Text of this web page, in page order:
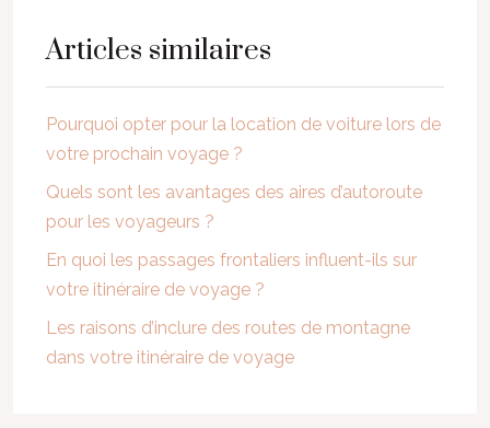
Articles similaires
Pourquoi opter pour la location de voiture lors de
votre prochain voyage ?
Quels sont les avantages des aires d’autoroute
pour les voyageurs ?
En quoi les passages frontaliers influent-ils sur
votre itinéraire de voyage ?
Les raisons d’inclure des routes de montagne
dans votre itinéraire de voyage